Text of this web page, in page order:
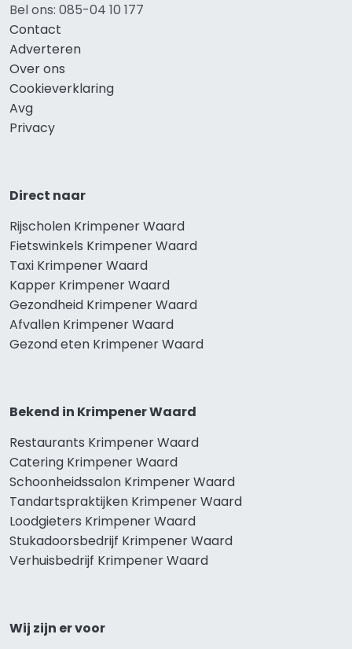
Bel ons: 085-04 10 177
Contact
Adverteren
Over ons
Cookieverklaring
Avg
Privacy
Direct naar
Rijscholen Krimpener Waard
Fietswinkels Krimpener Waard
Taxi Krimpener Waard
Kapper Krimpener Waard
Gezondheid Krimpener Waard
Afvallen Krimpener Waard
Gezond eten Krimpener Waard
Bekend in Krimpener Waard
Restaurants Krimpener Waard
Catering Krimpener Waard
Schoonheidssalon Krimpener Waard
Tandartspraktijken Krimpener Waard
Loodgieters Krimpener Waard
Stukadoorsbedrijf Krimpener Waard
Verhuisbedrijf Krimpener Waard
Wij zijn er voor